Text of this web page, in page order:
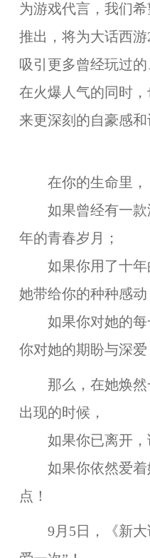
为游戏代言，我们
推出，将为大话西游
吸引更多曾经玩过
在火爆人气的同时
来更深刻的自豪感和
在你的生命里，
如果曾经有一款
年的青春岁月；
如果你用了十年
她带给你的种种感动
如果你对她的每
你对她的期盼与深爱
那么，在她焕然
出现的时候，
如果你已离开，
如果你依然爱着
点！
9月5日，《新大